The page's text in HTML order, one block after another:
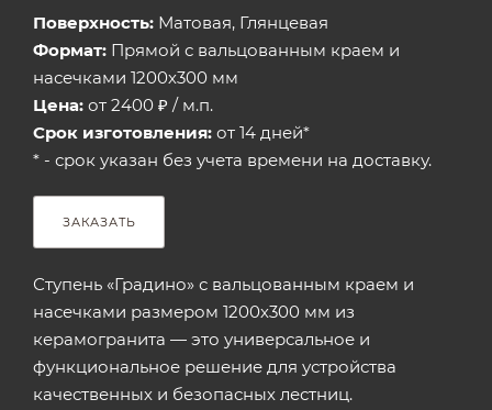
Поверхность: Матовая, Глянцевая
Формат: Прямой с вальцованным краем и
насечками 1200х300 мм
Цена: от 2400 ₽ / м.п.
Срок изготовления: от 14 дней*
* - срок указан без учета времени на доставку.
ЗАКАЗАТЬ
Ступень «Градино» с вальцованным краем и
насечками размером 1200х300 мм из
керамогранита — это универсальное и
функциональное решение для устройства
качественных и безопасных лестниц.